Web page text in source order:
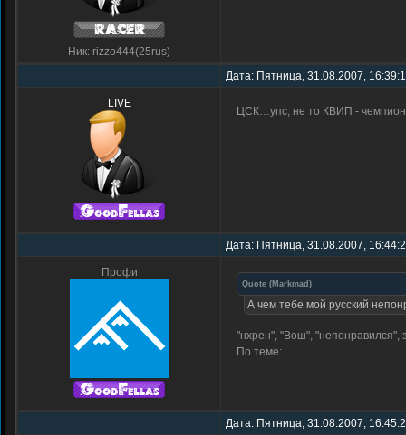
Ник: rizzo444(25rus)
Дата: Пятница, 31.08.2007,
LIVE
ЦСК…упс, не то КВИП -
Дата: Пятница, 31.08.2007,
Профи
Quote (Markmad )
А чем тебе мой русский
"нхрен", "Вош",
По теме:
Дата: Пятница, 31.08.2007,